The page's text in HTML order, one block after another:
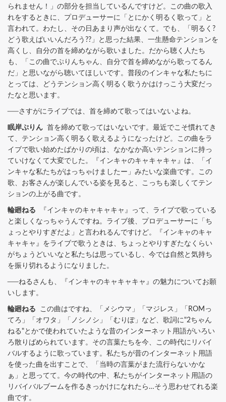
られません！」の部分を担当しているんですけど。この曲の歌入
れをするときに、プロデューサーに「とにかく明るく歌って」と
言われて。わたし、その日あまり声が出なくて。でも、「明るく?
どう歌えばいいんだろう??」と思った結果、一生懸命テンションを
高くし、自分の首を締めながら歌いました。だから聴く人たち
も、「この曲でぷりんちゃん、自分で首を締めながら歌ってるん
だ」と思いながら聴いてほしいです。普段のインキャな私たちに
とっては、どうテンション高く明るく歌うかはけっこう大変だっ
たなと思います。
──さすがにライブでは、首を締めて歌ってはいないよね。
眠岸ぷりん 首を締めて歌ってはいないです。最近でこそ慣れてき
て、テンション高く明るく歌えるようになったけど。この曲をラ
イブで歌い始めたばかりの頃は、なかなか高いテンションに持っ
ていけなくて大変でした。『インキャのキャキャキャ』は、「イ
ンキャな私たちがはっちゃけましたー」みたいな楽曲です。この
歌、お客さんが楽しんでいる姿を見ると、こっちも楽しくてテン
ションの上がる曲です。
輪廻ねる 『インキャのキャキャキャ』って、ライブで歌っている
と楽しくなっちゃうんですね。ライブ後、プロデューサーに「ち
ょっとやりすぎだよ」と言われるんですけど。『インキャのキャ
キャキャ』をライブで歌うときは、ちょっとやりすぎたなくらい
がちょうどいいなと私たちは思っているし、今では自然と気持ち
を振り切れるようになりました。
──ねるさんも、『インキャのキャキャキャ』の魅力についてお願
いします。
輪廻ねる この曲はですね、「メシウマ」「マジレス」「ROMっ
てろ」「オワタ」「ノシノシ」「むりぽ」など、歌詞に"2ちゃん
ねる"とかで使われていたような昔のインターネット用語がいろい
ろ散りばめられています。その言葉たちを今、この時代にリバイ
バルするように歌っています。私たちが昔のインターネット用語
を使った曲を出すことで、「当時の言葉がまた流行らないかな
ぁ」と思ってて。今の時代の中、私たちがインターネット用語の
リバイバルブームを作るきっかけになれたら…そう思わせてれる楽
曲です。